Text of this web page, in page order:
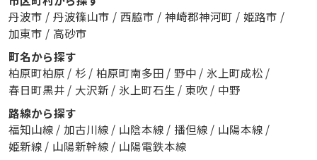
丹波市 / 丹波篠山市 / 西脇市 / 神崎郡神河町 / 姫路市 /
加東市 / 高砂市
町名から探す
柏原町柏原 / 杉 / 柏原町南多田 / 野中 / 氷上町成松 /
春日町黒井 / 大沢新 / 氷上町石生 / 東吹 / 中野
路線から探す
福知山線 / 加古川線 / 山陰本線 / 播但線 / 山陽本線 /
姫新線 / 山陽新幹線 / 山陽電鉄本線